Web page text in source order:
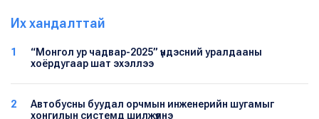
Их хандалттай
1
“Монгол ур чадвар-2025” үндэсний уралдааны
хоёрдугаар шат эхэллээ
2
Автобусны буудал орчмын инженерийн шугамыг
хонгилын системд шилжүүлнэ